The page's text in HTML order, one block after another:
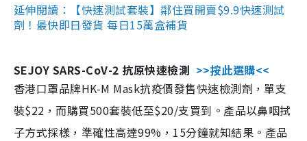
延伸閱讀：【快速測試套裝】鄰住買開賣$9.9快速測試
劑！最快即日發貨 每日15萬盒補貨
SEJOY SARS-CoV-2 抗原快速檢測 >>按此選購<<
香港口罩品牌HK-M Mask抗疫價發售快速檢測劑，單支
裝$22，而購買500套裝低至$20/支買到。產品以鼻咽拭
子方式採樣，準確性高達99%，15分鐘就知結果。產品